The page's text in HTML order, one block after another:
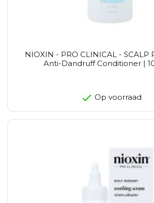
NIOXIN - PRO CLINICAL - SCALP
Anti-Dandruff Conditioner |
Op voorraad